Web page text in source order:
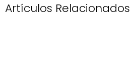
Artículos Relacionados